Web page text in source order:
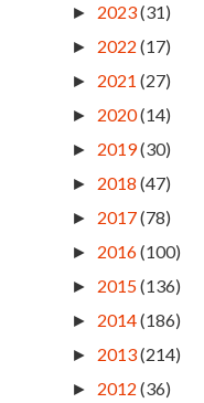
► 2023(31)
► 2022 (17)
► 2021 (27)
► 2020(14)
► 2019(30)
► 2018 (47)
► 2017(78)
► 2016(100)
► 2015(136)
► 2014(186)
► 2013(214)
► 2012 (36)